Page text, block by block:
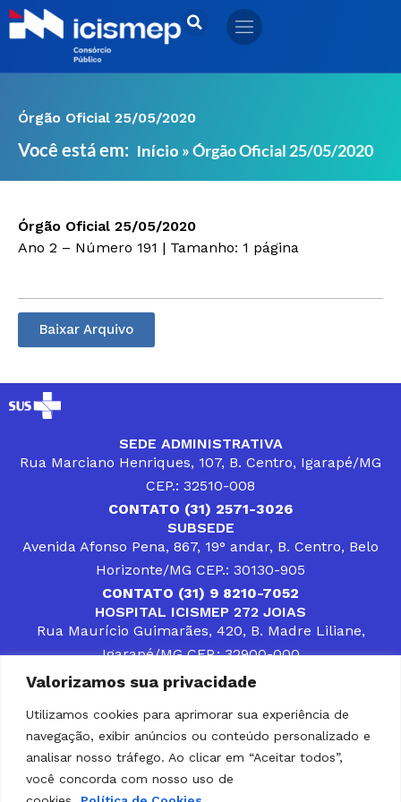
Valorizamos sua privacidade
Utilizamos cookies para aprimorar sua experiência de
navegação, exibir anúncios ou conteúdo personalizado e
analisar nosso tráfego. Ao clicar em “Aceitar todos”,
você concorda com nosso uso de
Ir
para
Órgão Oficial 25/05/2020
Você está em: Início »Órgão Oficial 25/05/2020
Órgão Oficial 25/05/2020
Ano 2 – Número 191 | Tamanho: 1 página
Baixar Arquivo
SEDE ADMINISTRATIVA
Rua Marciano Henriques, 107, B. Centro, Igarapé/MG
CEP.: 32510-008
CONTATO (31) 2571-3026
SUBSEDE
Avenida Afonso Pena, 867, 19° andar, B. Centro, Belo
Horizonte/MG CEP.: 30130-905
CONTATO (31) 9 8210-7052
HOSPITAL ICISMEP 272 JOIAS
Rua Maurício Guimarães, 420, B. Madre Liliane,
Igarapé/MG CEP.: 32900-000
CONTATOS (31) 3512-4400 ou (31) 9 8309-8660
DESENVOLVER SOLUÇÕES, AÇÕES E SERVIÇOS
PÚBLICOS QUE COMPLEMENTEM A ASSISTÊNCIA À
POPULAÇÃO DA REGIÃO EM QUE ATUA, SENDO
PARCEIRO DOS MUNICÍPIOS CONSORCIADOS NA
SOLUÇÃO DE DIFICULDADES ENFRENTADAS POR
GESTORES MUNICIPAIS, É O COMPROMISSO DO
ICISMEP.